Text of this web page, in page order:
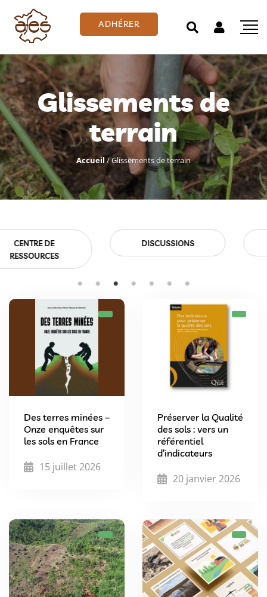
ADHÉRER
Glissements de
terrain
Accueil/Glissements de terrain
EMPLOIS EVÉNEMENTS
Des terres minées –
Onze enquêtes sur
les sols en France
15 juillet 2026
Préserver la Qualité
des sols : vers un
référentiel
d’indicateurs
20 janvier 2026